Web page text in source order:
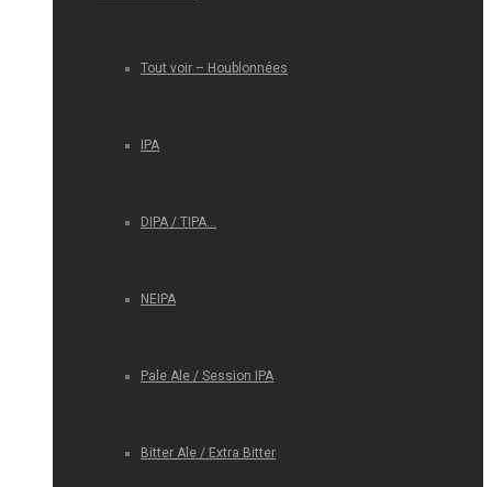
Tout voir – Houblonnées
IPA
DIPA / TIPA…
NEIPA
Pale Ale / Session IPA
Bitter Ale / Extra Bitter